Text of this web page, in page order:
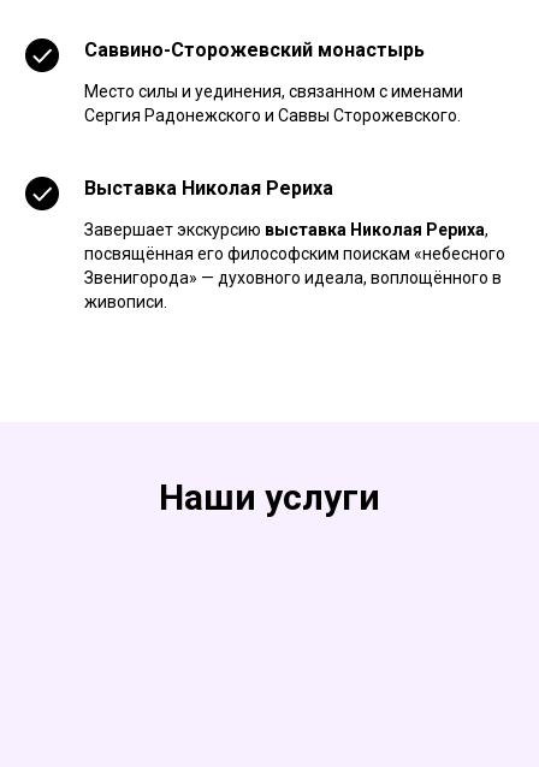
Саввино-Сторожевский монастырь
Место силы и уединения, связанном с именами
Сергия Радонежского и Саввы Сторожевского.
Выставка Николая Рериха
Завершает экскурсию выставка Николая Рериха,
посвящённая его философским поискам «небесного
Звенигорода» — духовного идеала, воплощённого в
живописи.
Наши услуги